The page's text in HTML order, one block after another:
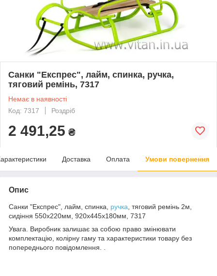
Санки "Експрес", лайм, спинка, ручка,
тяговий ремінь, 7317
Немає в наявності
Код: 7317
Роздріб
2 491,25 ₴
Доставка Оплата Умови повернення
Опис
Санки "Експрес", лайм, спинка, ручка , тяговий ремінь 2м,
сидіння 550х220мм, 920х445х180мм, 7317
Увага. Виробник залишає за собою право змінювати
комплектацію, колірну гаму та характеристики товару без
попереднього повідомлення. .